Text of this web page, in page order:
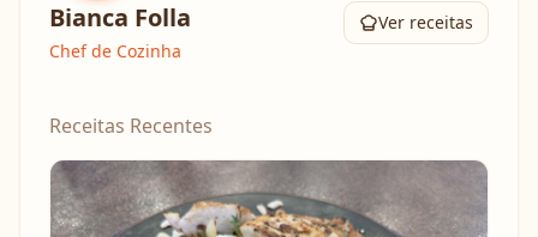
Bianca Folla
Chef de Cozinha
Ver receitas
Receitas Recentes